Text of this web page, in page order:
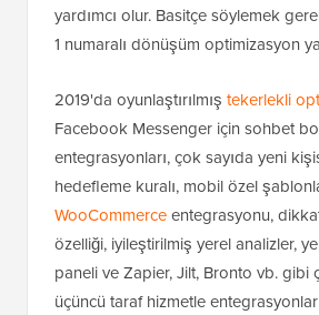
yardımcı olur. Basitçe söylemek
1 numaralı dönüşüm optimizasyon
2019'da oyunlaştırılmış tekerlekli
Facebook Messenger için sohbet
entegrasyonları, çok sayıda yeni
hedefleme kuralı, mobil özel
WooCommerceentegrasyonu,
özelliği, iyileştirilmiş yerel analizler,
paneli ve Zapier, Jilt, Bronto vb. gibi
üçüncü taraf hizmetle